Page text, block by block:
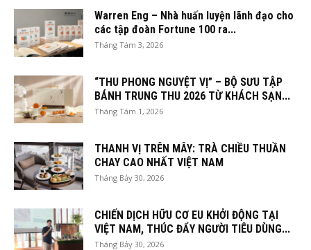
Warren Eng – Nhà huấn luyện lãnh đạo cho
các tập đoàn Fortune 100 ra...
Tháng Tám 3, 2026
“THU PHONG NGUYỆT VỊ” – BỘ SƯU TẬP
BÁNH TRUNG THU 2026 TỪ KHÁCH SẠN...
Tháng Tám 1, 2026
THANH VỊ TRÊN MÂY: TRÀ CHIỀU THUẦN
CHAY CAO NHẤT VIỆT NAM
Tháng Bảy 30, 2026
CHIẾN DỊCH HỮU CƠ EU KHỞI ĐỘNG TẠI
VIỆT NAM, THÚC ĐẨY NGƯỜI TIÊU DÙNG...
Tháng Bảy 30, 2026